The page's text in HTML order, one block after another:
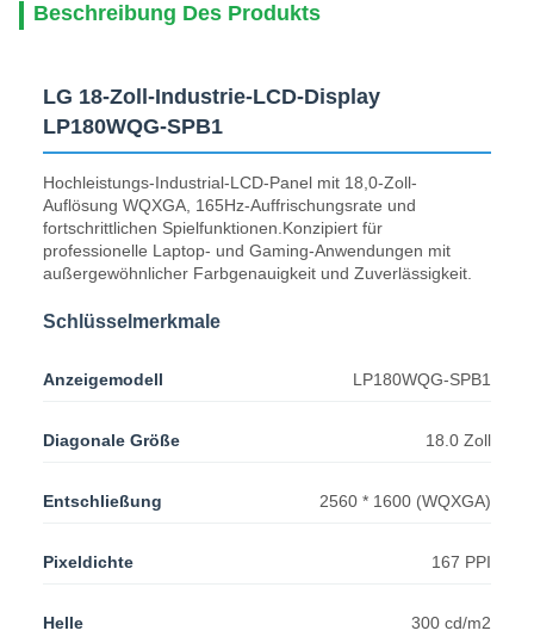
Beschreibung Des Produkts
LG 18-Zoll-Industrie-LCD-Display
LP180WQG-SPB1
Hochleistungs-Industrial-LCD-Panel mit 18,0-Zoll-
Auflösung WQXGA, 165Hz-Auffrischungsrate und
fortschrittlichen Spielfunktionen.Konzipiert für
professionelle Laptop- und Gaming-Anwendungen mit
außergewöhnlicher Farbgenauigkeit und Zuverlässigkeit.
Schlüsselmerkmale
Anzeigemodell LP180WQG-SPB1
Diagonale Größe 18.0 Zoll
Entschließung 2560 * 1600 (WQXGA)
Pixeldichte 167 PPI
Helle 300 cd/m2